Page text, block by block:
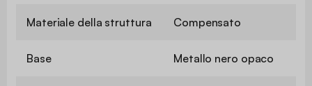
Materiale della struttura Compensato
Base Metallo nero opaco